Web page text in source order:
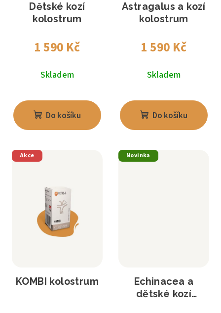
Dětské kozí
kolostrum
1 590 Kč
Skladem
Do košíku
Astragalus a kozí
kolostrum
1 590 Kč
Skladem
Do košíku
Akce
KOMBI kolostrum
Novinka
Echinacea a
dětské kozí